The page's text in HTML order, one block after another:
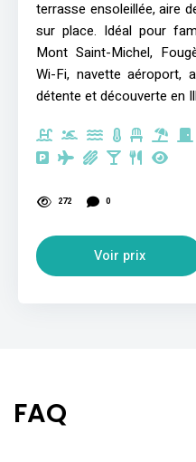
terrasse ensoleillée, aire
sur place. Idéal pour
Mont Saint-Michel,
Wi-Fi, navette aéroport,
détente et découverte en
272 0
Voir prix
FAQ